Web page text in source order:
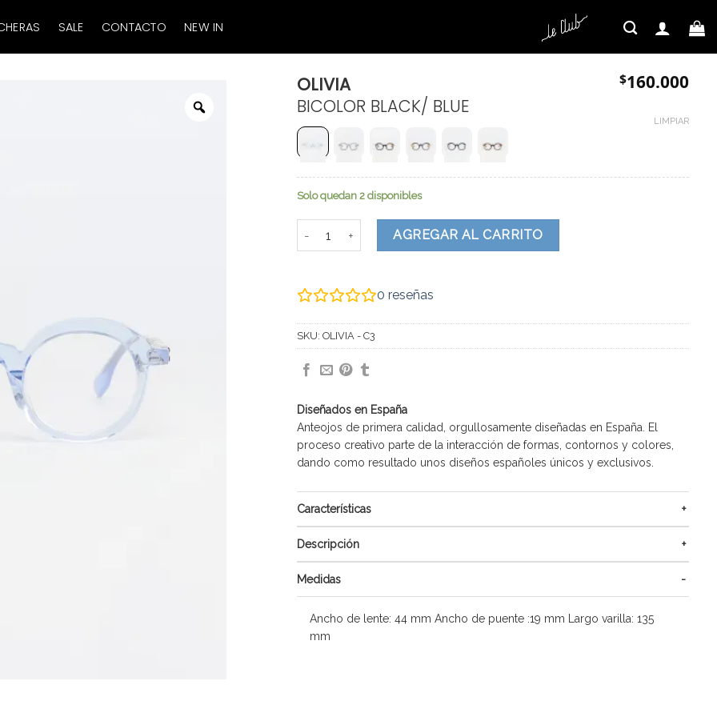
SALE CONTACTO NEW IN
OLIVIA
BICOLOR BLACK/ BLUE
$160.000
LIMPIAR
Solo quedan 2 disponibles
AGREGAR AL CARRITO
0 reseñas
SKU: OLIVIA - C3
Diseñados en España
Anteojos de primera calidad, orgullosamente diseñadas en España. El
proceso creativo parte de la interacción de formas, contornos y colores,
dando como resultado unos diseños españoles únicos y exclusivos.
Características
Descripción
Medidas
Ancho de lente: 44 mm Ancho de puente :19 mm Largo varilla: 135
mm